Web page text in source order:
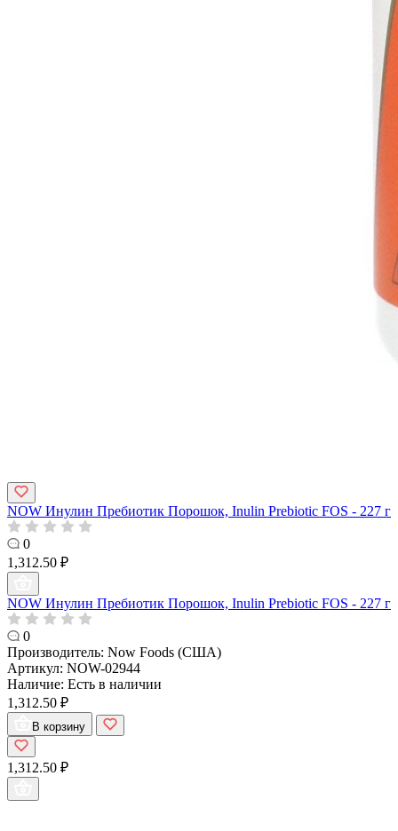
NOW Инулин Пребиотик Порошок, Inulin Prebiotic FOS - 227 г
0
1,312.50 ₽
NOW Инулин Пребиотик Порошок, Inulin Prebiotic FOS - 227 г
0
Производитель: Now Foods (США)
Артикул: NOW-02944
Наличие: Есть в наличии
1,312.50 ₽
В корзину
1,312.50 ₽